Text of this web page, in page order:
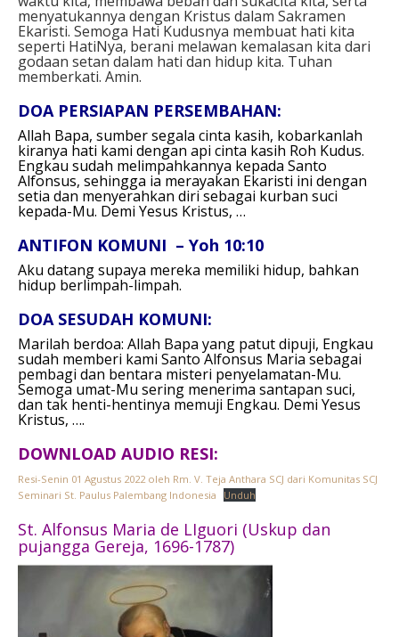
menyatukannya dengan Kristus dalam Sakramen
Ekaristi. Semoga Hati Kudusnya membuat hati kita
seperti HatiNya, berani melawan kemalasan kita dari
godaan setan dalam hati dan hidup kita. Tuhan
memberkati. Amin.
DOA PERSIAPAN PERSEMBAHAN:
Allah Bapa, sumber segala cinta kasih, kobarkanlah
kiranya hati kami dengan api cinta kasih Roh Kudus.
Engkau sudah melimpahkannya kepada Santo
Alfonsus, sehingga ia merayakan Ekaristi ini dengan
setia dan menyerahkan diri sebagai kurban suci
kepada-Mu. Demi Yesus Kristus, …
ANTIFON KOMUNI – Yoh 10:10
Aku datang supaya mereka memiliki hidup, bahkan
hidup berlimpah-limpah.
DOA SESUDAH KOMUNI:
Marilah berdoa: Allah Bapa yang patut dipuji, Engkau
sudah memberi kami Santo Alfonsus Mariasebagai
pembagi dan bentara misteri penyelamatan-Mu.
Semoga umat-Mu sering menerima santapan suci,
dan tak henti-hentinya memuji Engkau. Demi Yesus
Kristus, ….
DOWNLOAD AUDIO RESI:
Resi-Senin 01 Agustus 2022 oleh Rm. V. Teja Anthara SCJ dari Komunitas SCJ
Seminari St. Paulus Palembang Indonesia
Unduh
St. Alfonsus Maria de LIguori (Uskup dan
pujangga Gereja, 1696-1787)